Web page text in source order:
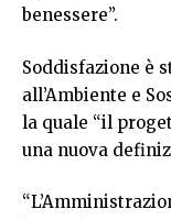
benessere”.
Soddisfazione è
all’Ambiente e
la quale “il
una nuova